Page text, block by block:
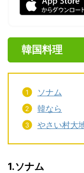
韓国料理
ソナム
韓なら
やさい村大
1.ソナム